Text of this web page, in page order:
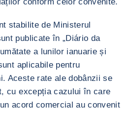
stabilite de Ministerul
publicate în „Diário da
a lunilor ianuarie și
aplicabile pentru
Aceste rate ale dobânzii se
cu excepția cazului în care
acord comercial au convenit